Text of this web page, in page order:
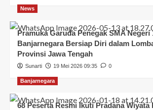
News
Pramuka Garuda Penegak SMA Negeri
Banjarnegara Bersiap Diri dalam
Provinsi Jawa Tengah
Sunarti 19 Mei 2026 09:35 0
Banjarnegara
68 Peserta Resmi Ikuti Pradana Wiyata